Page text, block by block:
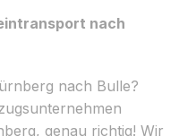
nach
nach Bulle?
genau richtig! Wir